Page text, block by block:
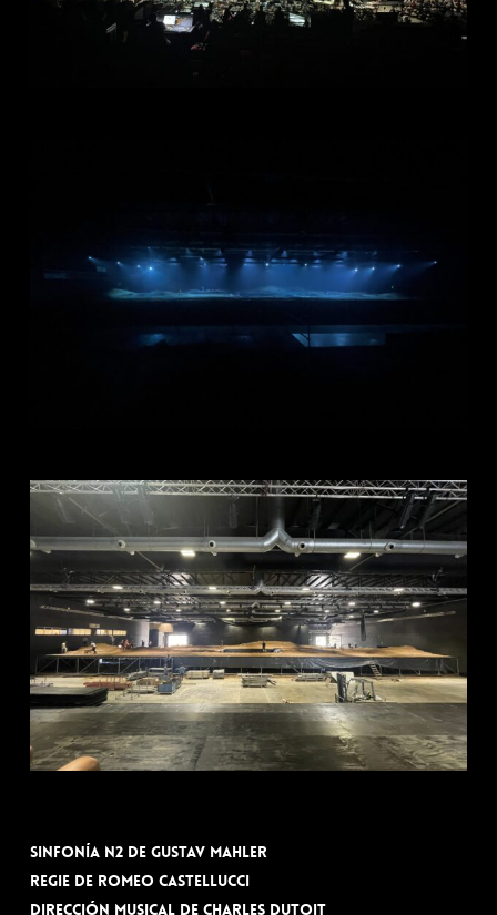
Sinfonía n2 de Gustav Mahler
Regie de Romeo Castellucci
Dirección musical de Charles Dutoit